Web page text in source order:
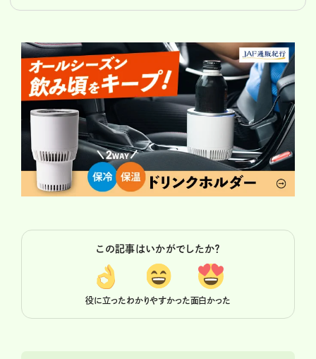
この記事はいかがでしたか？
役に立ったわかりやすかった面白かった